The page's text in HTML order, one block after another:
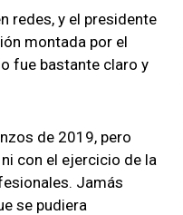
redes, y el presidente
montada por el
fue bastante claro y
de 2019, pero
con el ejercicio de la
Jamás
se pudiera